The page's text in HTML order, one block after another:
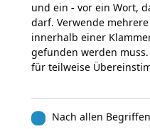
und ein - vor ein Wort,
darf. Verwende
innerhalb einer
gefunden werden
für teilweise
Nach allen